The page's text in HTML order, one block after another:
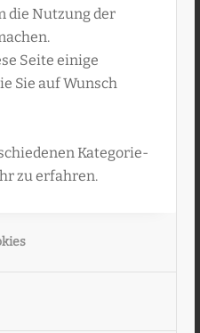
die Nutzung der
Seite einige
Sie auf Wunsch
Kategorie-
zu erfahren.
Carl nicht der
muss ich
. Ich sehe mir also
genauer an.
2. Oktober 1916.
gibt den Tod
traurigen
noch trug er einen